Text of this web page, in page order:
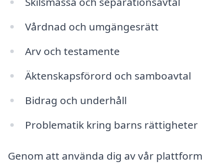
Vårdnad och umgängesrätt
Arv och testamente
Äktenskapsförord och samboavtal
Bidrag och underhåll
Problematik kring barns rättigheter
Genom att använda dig av vår plattform